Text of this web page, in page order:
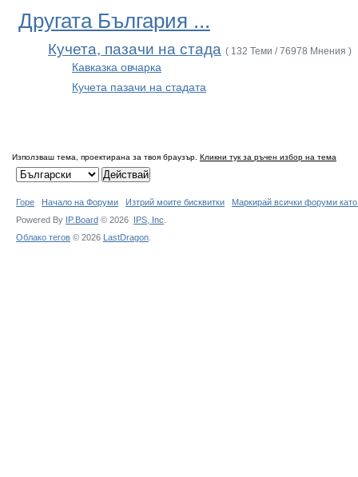
Другата България ...
Кучета, пазачи на стада ( 132 Теми / 76978 Мнения )
Кавказка овчарка
Кучета пазачи на стадата
Използваш тема, проектирана за твоя браузър. Кликни тук за ръчен избор на тема
Горе Начало на Форуми Изтрий моите бисквитки
Маркирай всички форуми
Powered By IP.Board © 2026 IPS, Inc
Облако тегов © 2026 LastDragon